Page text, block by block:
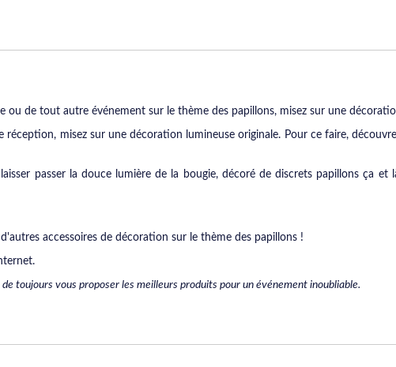
de tout autre événement sur le thème des papillons, misez sur une
misez sur une décoration lumineuse originale. Pour ce faire,
passer la douce lumière de la bougie, décoré de discrets papillons ça
accessoires de décoration sur le thème des papillons !
toujours vous proposer les meilleurs produits pour un événement inoubliable.